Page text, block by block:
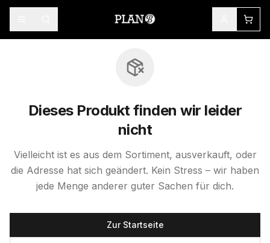
Dieses Produkt finden wir leider
nicht
Vielleicht ist es aus dem Sortiment, ausverkauft, oder
die Adresse hat sich geändert. Kein Stress – wir haben
jede Menge anderer guter Sachen für dich.
Zur Startseite